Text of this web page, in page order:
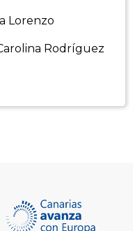
Lorenzo
Rodríguez